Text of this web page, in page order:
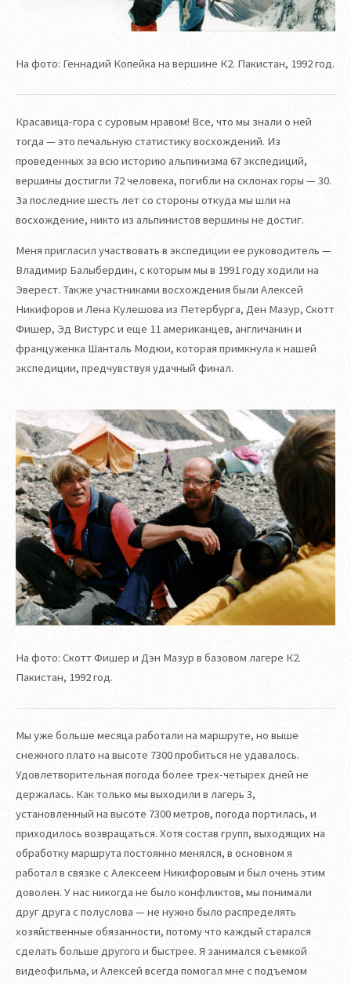
На фото: Геннадий Копейка на вершине К2. Пакистан, 1992 год.
Красавица-гора с суровым нравом! Все, что мы знали о ней
тогда — это печальную статистику восхождений. Из
проведенных за всю историю альпинизма 67 экспедиций,
вершины достигли 72 человека, погибли на склонах горы — 30.
За последние шесть лет со стороны откуда мы шли на
восхождение, никто из альпинистов вершины не достиг.
Меня пригласил участвовать в экспедиции ее руководитель —
Владимир Балыбердин, с которым мы в 1991 году ходили на
Эверест. Также участниками восхождения были Алексей
Никифоров и Лена Кулешова из Петербурга, Ден Мазур, Скотт
Фишер, Эд Вистурс и еще 11 американцев, англичанин и
француженка Шанталь Модюи, которая примкнула к нашей
экспедиции, предчувствуя удачный финал.
На фото: Скотт Фишер и Дэн Мазур в базовом лагере К2.
Пакистан, 1992 год.
Мы уже больше месяца работали на маршруте, но выше
снежного плато на высоте 7300 пробиться не удавалось.
Удовлетворительная погода более трех-четырех дней не
держалась. Как только мы выходили в лагерь 3,
установленный на высоте 7300 метров, погода портилась, и
приходилось возвращаться. Хотя состав групп, выходящих на
обработку маршрута постоянно менялся, в основном я
работал в связке с Алексеем Никифоровым и был очень этим
доволен. У нас никогда не было конфликтов, мы понимали
друг друга с полуслова — не нужно было распределять
хозяйственные обязанности, потому что каждый старался
сделать больше другого и быстрее. Я занимался съемкой
видеофильма, и Алексей всегда помогал мне с подъемом